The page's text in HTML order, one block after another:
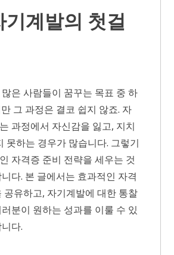
기계발의 첫걸
은 사람들이 꿈꾸는 목표 중 하
그 과정은 결코 쉽지 않죠. 자
과정에서 자신감을 잃고, 지치
못하는 경우가 많습니다. 그렇기
자격증 준비 전략을 세우는 것
다. 본 글에서는 효과적인 자격
공유하고, 자기계발에 대한 통찰
분이 원하는 성과를 이룰 수 있
다.